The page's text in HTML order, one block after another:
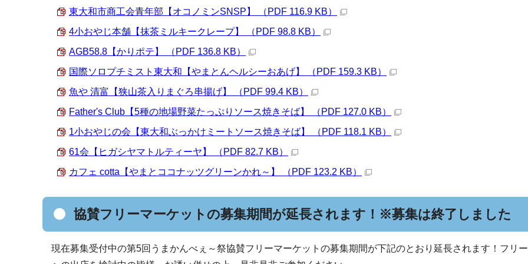
東大和市商工会青年部【オコノミンSNSP】 （PDF 116.9 KB）
4小おやじ本舗【抹茶ミルキークレープ】 （PDF 98.8 KB）
AGB58.8【かりポテ】 （PDF 136.8 KB）
国際ソロプチミスト東大和【やまとんヘルシーおあげ】 （PDF 159.3 KB）
魚や 清富【狭山茶入りまぐろ串揚げ】 （PDF 99.4 KB）
Father's Club【5種の地場野菜たっぷりソース焼きそば】 （PDF 127.0 KB）
1小おやじの会【東大和ぶっかけミートソース焼きそば】 （PDF 118.1 KB）
61会【ヒガシヤマトルティーヤ】 （PDF 82.7 KB）
カフェ cotta【やまとココナッツグリーンかれ～】 （PDF 123.2 KB）
協賛フリーマーケットの募集期間が延長されます！※募集は終了しました
現在募集受付中の第5回うまかんべぇ～祭協賛フリーマーケットの募集期間が下記のとおり延長されます！フリ